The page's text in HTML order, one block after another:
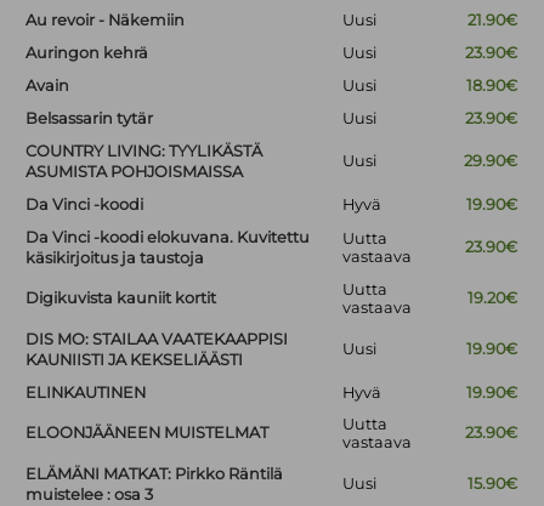
Au revoir - Näkemiin Uusi
21.90€
Auringon kehrä
Uusi
23.90€
Avain
Uusi
18.90€
Belsassarin tytär
Uusi
23.90€
COUNTRY LIVING: TYYLIKÄSTÄ
ASUMISTA POHJOISMAISSA
Uusi 29.90€
Da Vinci -koodi Hyvä
19.90€
Da Vinci -koodi elokuvana. Kuvitettu
käsikirjoitus ja taustoja
Uutta
vastaava
23.90€
Digikuvista kauniit kortit
Uutta
vastaava
19.20€
DIS MO: STAILAA VAATEKAAPPISI
KAUNIISTI JA KEKSELIÄÄSTI
Uusi 19.90€
ELINKAUTINEN Hyvä 19.90€
ELOONJÄÄNEEN MUISTELMAT
Uutta
vastaava
23.90€
ELÄMÄNI MATKAT: Pirkko Räntilä
muistelee : osa 3
Uusi 15.90€